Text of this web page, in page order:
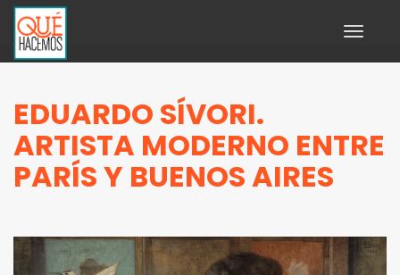
Toggle
EDUARDO SÍVORI.
ARTISTA MODERNO ENTRE
PARÍS Y BUENOS AIRES